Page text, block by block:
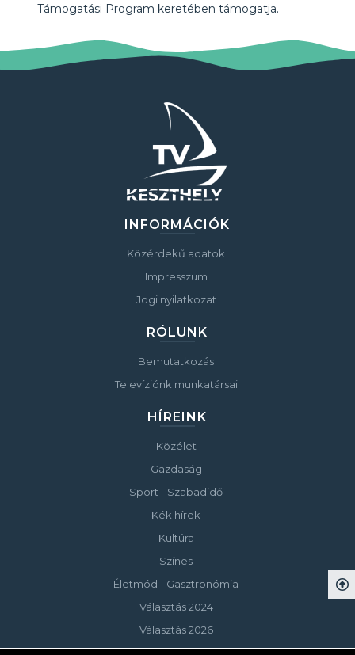
Támogatási Program keretében támogatja.
INFORMÁCIÓK
Közérdekű adatok
Impresszum
Jogi nyilatkozat
RÓLUNK
Bemutatkozás
Televíziónk munkatársai
HÍREINK
Közélet
Gazdaság
Sport - Szabadidő
Kék hírek
Kultúra
Színes
Életmód - Gasztronómia
Választás 2024
Választás 2026